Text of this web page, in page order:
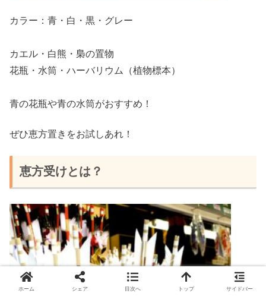
カラー：青・ 白・黒・グレー
カエル ・白熊・梟の置物
花瓶 ・ 水筒 ・ ハーバリウム（植物標本）
青の花瓶や青の水筒がおすすめ！
ぜひ恵方置きをお試しあれ！
恵方受けとは？
ホーム シェア 目次へ トップ サイドバー